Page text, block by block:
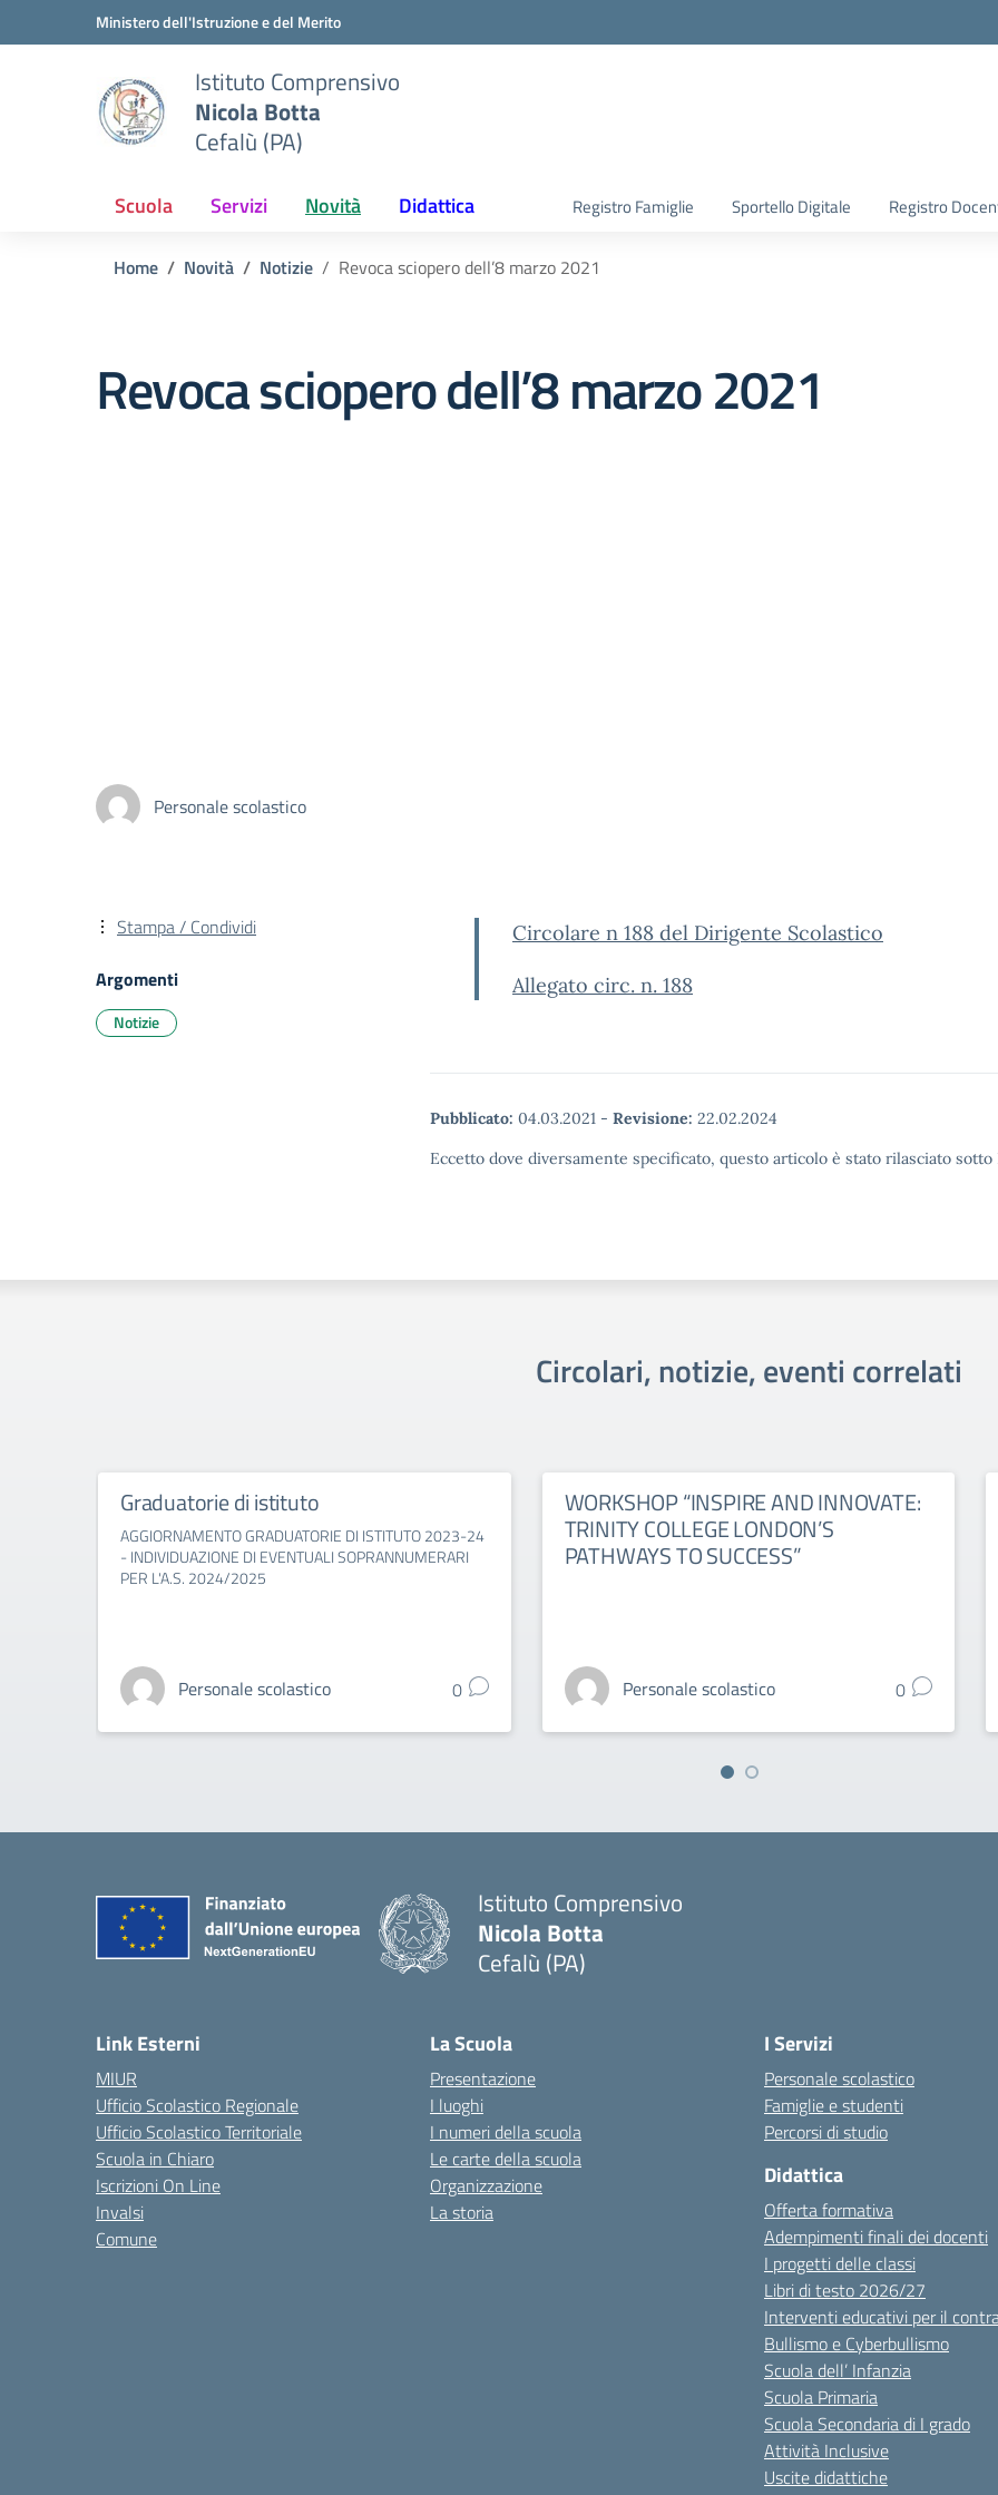
Vai ai contenuti
Vai al menu di navigazioneMinistero dell'Istruzione e del Merito
Istituto Comprensivo
Nicola Botta
Cefalù (PA)
Scuola Servizi Novità Didattica Registro Famiglie Sportello Digitale Registro
Home Novità Notizie Revoca sciopero dell’8 marzo 2021
Revoca sciopero dell’8 marzo 2021
Personale scolastico
Circolare n 188 del Dirigente Scolastico
Allegato circ. n. 188
Pubblicato: 04.03.2021 - Revisione: 22.02.2024
Eccetto dove diversamente specificato, questo articolo è stato rilasciato
Stampa / Condividi
Argomenti
Notizie
Circolari, notizie, eventi correlati
Graduatorie di istituto
AGGIORNAMENTO GRADUATORIE DI ISTITUTO 2023-24
- INDIVIDUAZIONE DI EVENTUALI SOPRANNUMERARI
PER L'A.S. 2024/2025
Personale scolastico 0
WORKSHOP “INSPIRE AND INNOVATE:
TRINITY COLLEGE LONDON’S
PATHWAYS TO SUCCESS”
Personale scolastico 0
Istituto Comprensivo
Nicola Botta
Cefalù (PA)
Link Esterni
MIUR
Ufficio Scolastico Regionale
Ufficio Scolastico Territoriale
Scuola in Chiaro
Iscrizioni On Line
Invalsi
Comune
La Scuola
Presentazione
I luoghi
I numeri della scuola
Le carte della scuola
Organizzazione
La storia
I Servizi
Personale scolastico
Famiglie e studenti
Percorsi di studio
Didattica
Offerta formativa
Adempimenti finali dei docenti
I progetti delle classi
Libri di testo 2026/27
Interventi educativi per il
Bullismo e Cyberbullismo
Scuola dell’ Infanzia
Scuola Primaria
Scuola Secondaria di I grado
Attività Inclusive
Uscite didattiche